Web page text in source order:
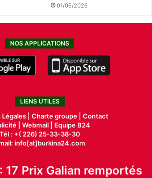
01/06/2026
NOS APPLICATIONS
LIENS UTILES
| Charte groupe | Contact
| Webmail |
Equipe B24
Tél : +( 226) 25-33-38-30
info[at]burkina24.com
17 Prix Galian remportés